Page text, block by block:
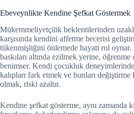
Ebeveynlikte Kendine Şefkat Göstermek
Mükemmeliyetçilik beklentilerinden
karşısında kendini affetme becerisi
tükenmişliğini önlemede hayati rol
baskıları altında ezilmek yerine, öğrenme
benimser. Kendi çocukluk
kalıpları fark etmek ve bunları değiştirme
olmak, riski azaltır.
Kendine şefkat gösterme, aynı zamanda